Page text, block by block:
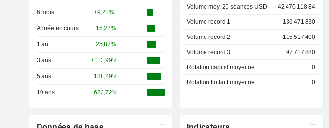
6 mois +9,21%
Année en cours +15,22%
1 an +25,87%
3 ans +113,99%
5 ans +138,29%
10 ans +623,72%
Volume moy. 20 séances USD 42 470 118,84
Volume record 1 136 471 830
Volume record 2 115 517 400
Volume record 3 97 717 880
Rotation capital moyenne 0
Rotation flottant moyenne 0